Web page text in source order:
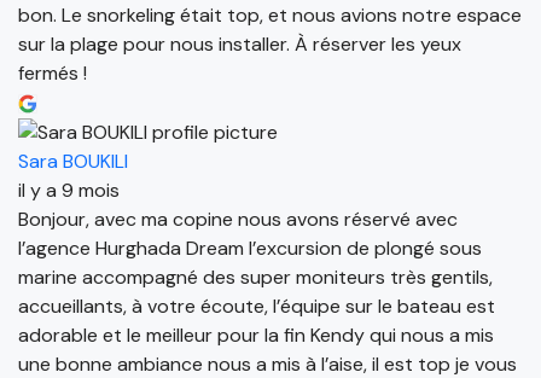
bon. Le snorkeling était top, et nous avions notre espace
sur la plage pour nous installer. À réserver les yeux
fermés !
Sara BOUKILI
il y a 9 mois
Bonjour, avec ma copine nous avons réservé avec
l’agence Hurghada Dream l’excursion de plongé sous
marine accompagné des super moniteurs très gentils,
accueillants, à votre écoute, l’équipe sur le bateau est
adorable et le meilleur pour la fin Kendy qui nous a mis
une bonne ambiance nous a mis à l’aise, il est top je vous